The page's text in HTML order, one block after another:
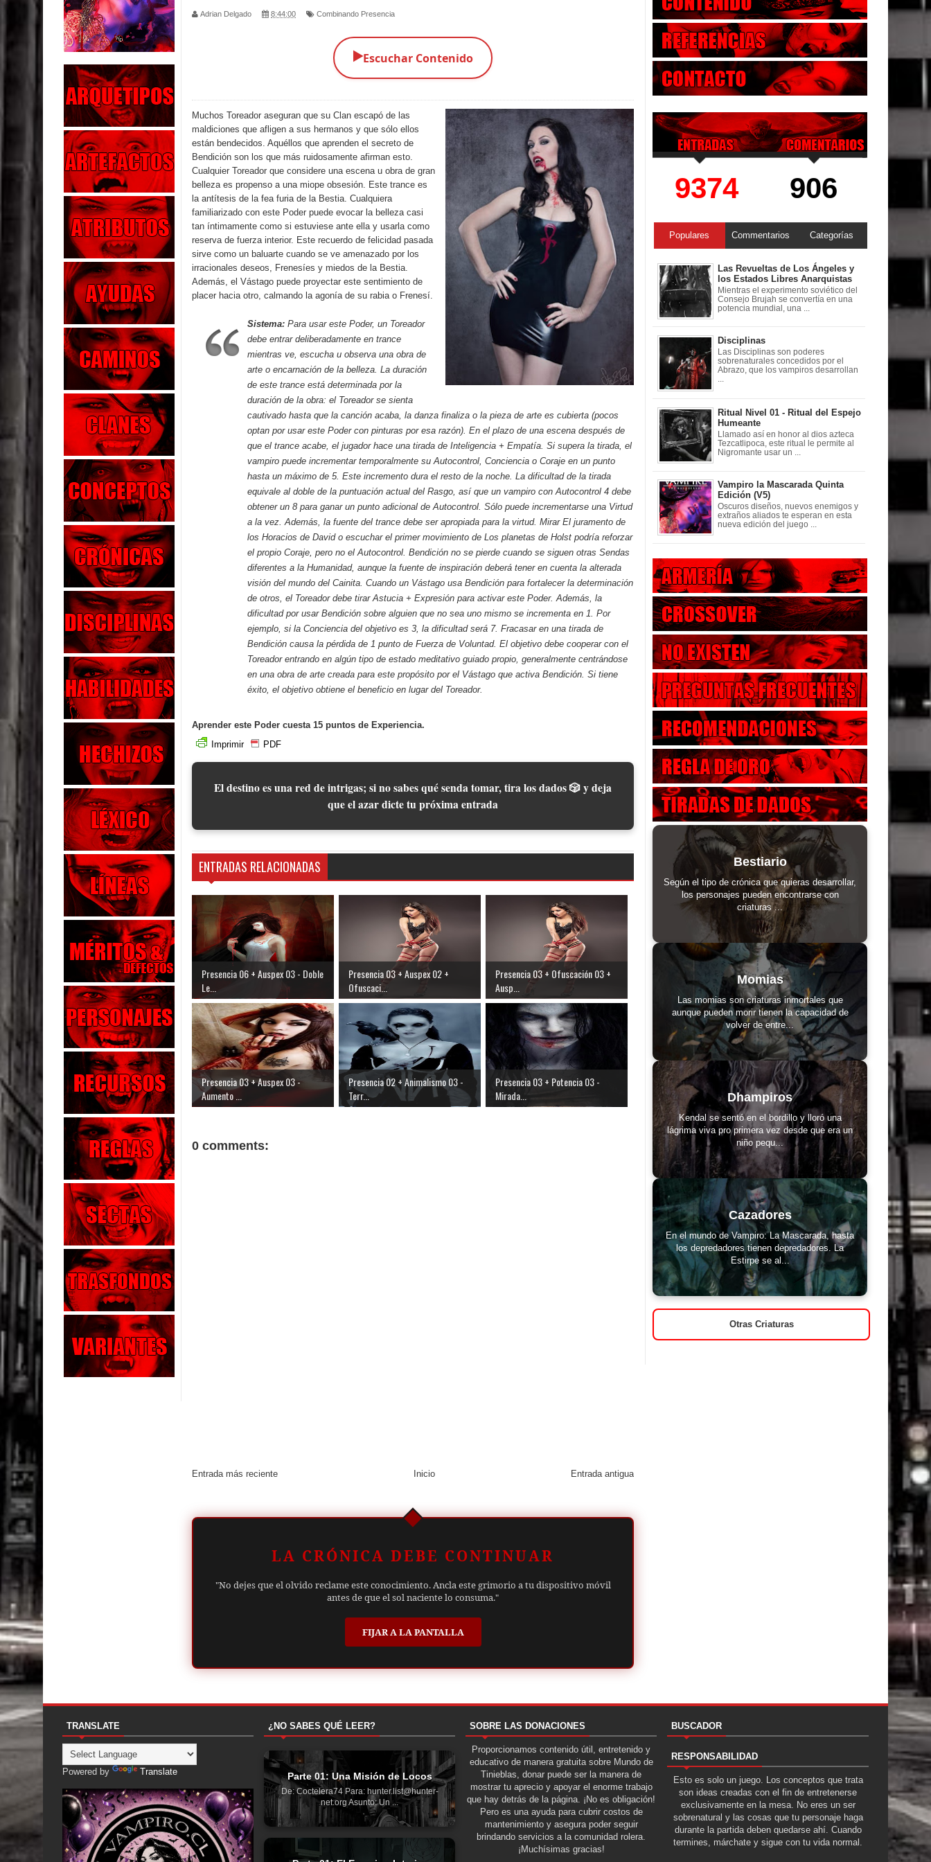
Parte 02: Los Muertos Gobiernan a los Vivos
Parte 01: Escondido a Plena Luz
Parte 02: El Enemigo de mi Enemigo
Parte 06: Coletazos
Parte 05: Los Horrores del Infierno
Parte 04: Oídos Sordos
Parte 03: La Traición
Parte 02: Vuelve el Hijo Prodigo
Parte 03: Reflexiones
Adrian Delgado 8:44:00 Combinando Presencia
▶️Escuchar Contenido
Muchos Toreador aseguran que su Clan escapó de las
maldiciones que afligen a sus hermanos y que sólo ellos
están bendecidos. Aquéllos que aprenden el secreto de
Bendición son los que más ruidosamente afirman esto.
Cualquier Toreador que considere una escena u obra de gran
belleza es propenso a una miope obsesión. Este trance es
la antítesis de la fea furia de la Bestia. Cualquiera
familiarizado con este Poder puede evocar la belleza casi
tan íntimamente como si estuviese ante ella y usarla como
reserva de fuerza interior. Este recuerdo de felicidad pasada
sirve como un baluarte cuando se ve amenazado por los
irracionales deseos, Frenesíes y miedos de la Bestia.
Además, el Vástago puede proyectar este sentimiento de
placer hacia otro, calmando la agonía de su rabia o Frenesí.
Sistema: Para usar este Poder, un Toreador
debe entrar deliberadamente en trance
mientras ve, escucha u observa una obra de
arte o encarnación de la belleza. La duración
de este trance está determinada por la
duración de la obra: el Toreador se sienta
cautivado hasta que la canción acaba, la danza finaliza o la pieza de arte es cubierta (pocos
optan por usar este Poder con pinturas por esa razón). En el plazo de una escena después de
que el trance acabe, el jugador hace una tirada de Inteligencia + Empatía. Si supera la tirada, el
vampiro puede incrementar temporalmente su Autocontrol, Conciencia o Coraje en un punto
hasta un máximo de 5. Este incremento dura el resto de la noche. La dificultad de la tirada
equivale al doble de la puntuación actual del Rasgo, así que un vampiro con Autocontrol 4 debe
obtener un 8 para ganar un punto adicional de Autocontrol. Sólo puede incrementarse una Virtud
a la vez. Además, la fuente del trance debe ser apropiada para la virtud. Mirar El juramento de
los Horacios de David o escuchar el primer movimiento de Los planetas de Holst podría reforzar
el propio Coraje, pero no el Autocontrol. Bendición no se pierde cuando se siguen otras Sendas
diferentes a la Humanidad, aunque la fuente de inspiración deberá tener en cuenta la alterada
visión del mundo del Cainita. Cuando un Vástago usa Bendición para fortalecer la determinación
de otros, el Toreador debe tirar Astucia + Expresión para activar este Poder. Además, la
dificultad por usar Bendición sobre alguien que no sea uno mismo se incrementa en 1. Por
ejemplo, si la Conciencia del objetivo es 3, la dificultad será 7. Fracasar en una tirada de
Bendición causa la pérdida de 1 punto de Fuerza de Voluntad. El objetivo debe cooperar con el
Toreador entrando en algún tipo de estado meditativo guiado propio, generalmente centrándose
en una obra de arte creada para este propósito por el Vástago que activa Bendición. Si tiene
éxito, el objetivo obtiene el beneficio en lugar del Toreador.
Aprender este Poder cuesta 15 puntos de Experiencia.
Imprimir
PDF
El destino es una red de intrigas; si no sabes qué senda tomar, tira los dados 🎲 y deja
que el azar dicte tu próxima entrada
ENTRADAS RELACIONADAS
Presencia 06 + Auspex 03 - Doble
Le...
Presencia 03 + Auspex 02 +
Ofuscaci...
Presencia 03 + Ofuscación 03 +
Ausp...
Presencia 03 + Auspex 03 -
Aumento ...
Presencia 02 + Animalismo 03 -
Terr...
Presencia 03 + Potencia 03 -
Mirada...
0 comments:
Entrada más reciente Entrada antigua
Inicio
LA CRÓNICA DEBE CONTINUAR
"No dejes que el olvido reclame este conocimiento. Ancla este grimorio a tu dispositivo móvil
antes de que el sol naciente lo consuma."
FIJAR A LA PANTALLA
9374 906
Populares Commentarios Categorías
Las Revueltas de Los Ángeles y
los Estados Libres Anarquistas
Mientras el experimento soviético del
Consejo Brujah se convertía en una
potencia mundial, una ...
Disciplinas
Las Disciplinas son poderes
sobrenaturales concedidos por el
Abrazo, que los vampiros desarrollan
Ritual Nivel 01 - Ritual del Espejo
Humeante
Llamado así en honor al dios azteca
Tezcatlipoca, este ritual le permite al
Nigromante usar un ...
Vampiro la Mascarada Quinta
Edición (V5)
Oscuros diseños, nuevos enemigos y
extraños aliados te esperan en esta
nueva edición del juego ...
Bestiario
Según el tipo de crónica que quieras desarrollar,
los personajes pueden encontrarse con
criaturas ...
Momias
Las momias son criaturas inmortales que
aunque pueden morir tienen la capacidad de
volver de entre...
Dhampiros
Kendal se sentó en el bordillo y lloró una
lágrima viva pro primera vez desde que era un
niño pequ...
Cazadores
En el mundo de Vampiro: La Mascarada, hasta
los depredadores tienen depredadores. La
Estirpe se al...
Otras Criaturas
TRANSLATE
Powered by Translate
¿NO SABES QUÉ LEER?
Parte 01: Una Misión de Locos
De: Coctelera74 Para: hunter.list@hunter-
net.org Asunto: Un ...
SOBRE LAS DONACIONES
Proporcionamos contenido útil, entretenido y
educativo de manera gratuita sobre Mundo de
Tinieblas, donar puede ser la manera de
mostrar tu aprecio y apoyar el enorme trabajo
que hay detrás de la página. ¡No es obligación!
Pero es una ayuda para cubrir costos de
mantenimiento y asegura poder seguir
brindando servicios a la comunidad rolera.
¡Muchísimas gracias!
BUSCADOR
RESPONSABILIDAD
Esto es solo un juego. Los conceptos que trata
son ideas creadas con el fin de entretenerse
exclusivamente en la mesa. No eres un ser
sobrenatural y las cosas que tu personaje haga
durante la partida deben quedarse ahí. Cuando
termines, márchate y sigue con tu vida normal.